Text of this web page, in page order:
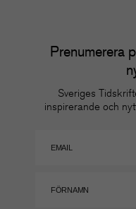
Prenumerera
Sveriges
inspirerande och